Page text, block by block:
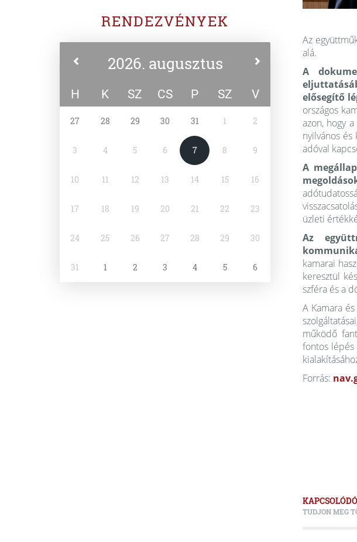
RENDEZVÉNYEK
2026. augusztus
H K SZ CS P SZ V
27 28 29 30 31 1 2
3 4 5 6 7 8 9
10 11 12 13 14 15 16
17 18 19 20 21 22 23
24 25 26 27 28 29 30
31 1 2 3 4 5 6
Az
alá.
A
elősegítő
országos
azon, hogy
nyilvános
adóval
A
üzleti
Az
kamarai
keresztül
szféra és a
A Kamara
működő
fontos lépés
Forrás:
TUDJON MEG